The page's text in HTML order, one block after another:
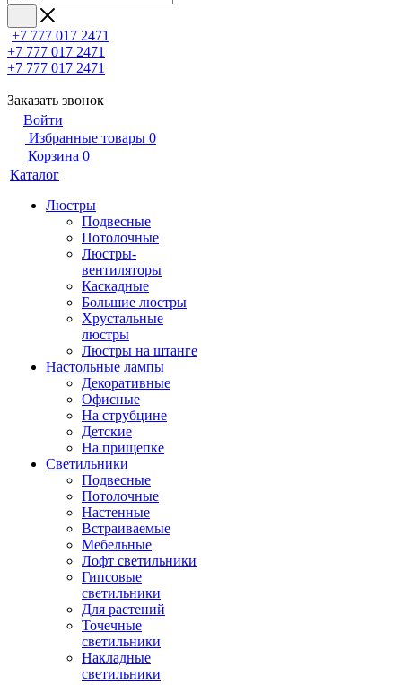
+7 777 017 2471
+7 777 017 2471
+7 777 017 2471
Заказать звонок
Войти
Избранные товары 0
Корзина 0
Каталог
Люстры
Подвесные
Потолочные
Люстры-
вентиляторы
Каскадные
Большие люстры
Хрустальные
люстры
Люстры на штанге
Настольные лампы
Декоративные
Офисные
На струбцине
Детские
На прищепке
Светильники
Подвесные
Потолочные
Настенные
Встраиваемые
Мебельные
Лофт светильники
Гипсовые
светильники
Для растений
Точечные
светильники
Накладные
светильники